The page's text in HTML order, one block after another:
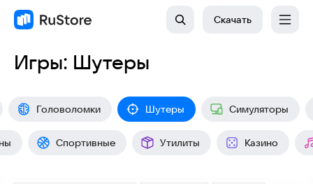
Скачать
Игры: Шутеры
Головоломки Шутеры Симуляторы
Спортивные Утилиты Казино